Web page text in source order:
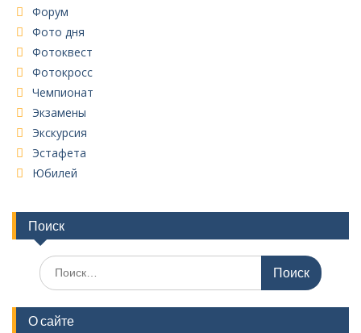
Форум
Фото дня
Фотоквест
Фотокросс
Чемпионат
Экзамены
Экскурсия
Эстафета
Юбилей
Поиск
Поиск
по:
О сайте